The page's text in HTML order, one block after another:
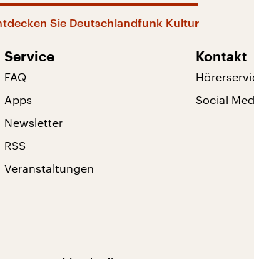
Sie Deutschlandfunk Kultur
Service
FAQ
Apps
Newsletter
RSS
Veranstaltungen
Kontakt
Social